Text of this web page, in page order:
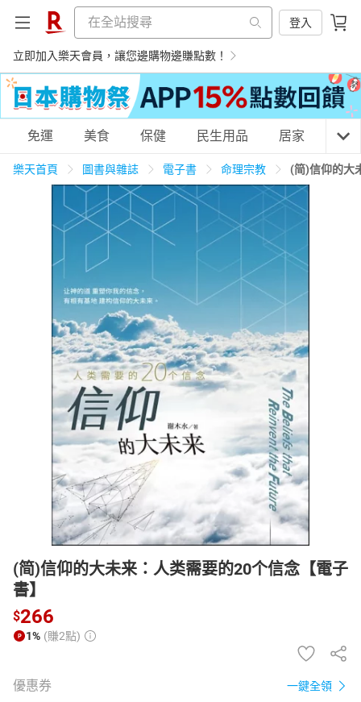
登入
立即加入樂天會員，讓您邊購物邊賺點數！
購物網分類
天天免運 美食蛋糕 養生保健 民生用品
3C家電 運動休閒
女裝 男裝 化妝保養 情趣用品
日本購物 電子/紙本書
HOT
免運 美食 保健 民生用品 居家 3C
樂天首頁 圖書與雜誌 電子書 命理宗教 (简)信仰的大
(简)信仰的大未来：人类需要的20个信念【電子
書】
$266
1% (賺2點)
優惠券 一鍵全領